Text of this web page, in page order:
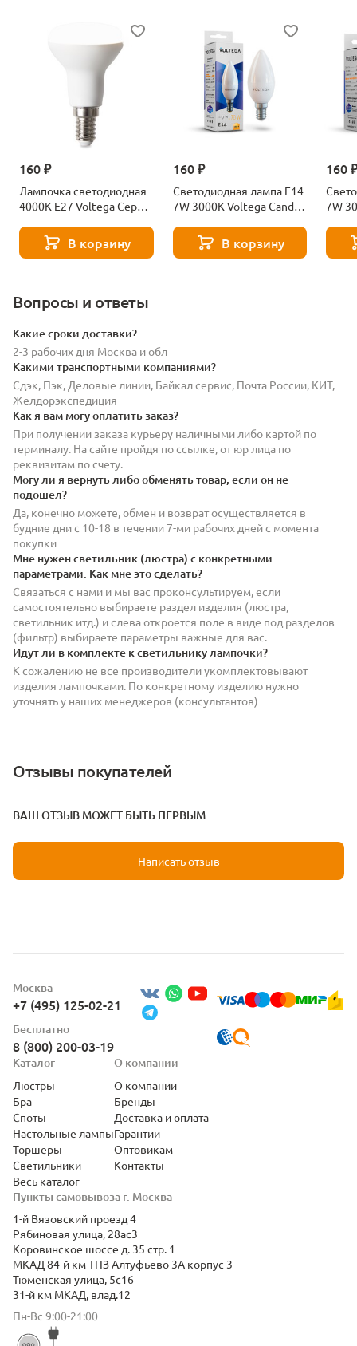
160 ₽
Лампочка светодиодная
4000К Е27 Voltega Серия
В корзину
160 ₽
Светодиодная лампа E14
7W 3000K Voltega Candle
В корзину
160
7W
Вопросы и ответы
Какие сроки доставки?
2-3 рабочих дня Москва и обл
Какими транспортными компаниями?
Сдэк, Пэк, Деловые линии, Байкал сервис, Почта России, КИТ,
Желдорэкспедиция
Как я вам могу оплатить заказ?
При получении заказа курьеру наличными либо картой по
терминалу. На сайте пройдя по ссылке, от юр лица по
реквизитам по счету.
Могу ли я вернуть либо обменять товар, если он не
подошел?
Да, конечно можете, обмен и возврат осуществляется в
будние дни с 10-18 в течении 7-ми рабочих дней с момента
покупки
Мне нужен светильник (люстра) с конкретными
параметрами. Как мне это сделать?
Связаться с нами и мы вас проконсультируем, если
самостоятельно выбираете раздел изделия (люстра,
светильник итд.) и слева откроется поле в виде под разделов
(фильтр) выбираете параметры важные для вас.
Идут ли в комплекте к светильнику лампочки?
К сожалению не все производители укомплектовывают
изделия лампочками. По конкретному изделию нужно
уточнять у наших менеджеров (консультантов)
Отзывы покупателей
ВАШ ОТЗЫВ МОЖЕТ БЫТЬ ПЕРВЫМ.
Написать отзыв
Москва
+7 (495) 125-02-21
Бесплатно
8 (800) 200-03-19
Пункты самовывоза г. Москва
1-й Вязовский проезд 4
Рябиновая улица, 28ас3
Коровинское шоссе д. 35 стр. 1
МКАД 84-й км ТПЗ Алтуфьево 3А корпус 3
Тюменская улица, 5с16
31-й км МКАД, влад.12
Пн-Вс 9:00-21:00
Каталог
Люстры
Бра
Споты
Настольные лампы
Торшеры
Светильники
Весь каталог
О компании
О компании
Бренды
Доставка и оплата
Гарантии
Оптовикам
Контакты